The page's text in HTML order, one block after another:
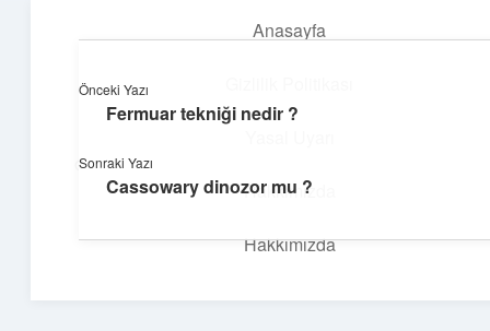
Anasayfa
Hakkımızda
Hakkımızda
İlham Veren Köşeler
Günlük yaşamdan pratik fikirler ve sıradışı keşifler burada.
Önceki Yazı
Fermuar tekniği nedir ?
Sonraki Yazı
Cassowary dinozor mu ?